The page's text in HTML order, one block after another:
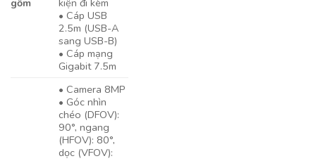
• Cáp USB
2.5m (USB-A
sang USB-B)
• Cáp mạng
Gigabit 7.5m
• Camera 8MP
• Góc nhìn
chéo (DFOV):
90°, ngang
(HFOV): 80°,
dọc (VFOV):